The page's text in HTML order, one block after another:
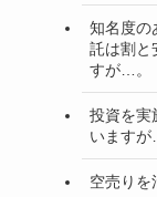
知名度の
託は割と
すが…。
投資を実
いますが
空売りを